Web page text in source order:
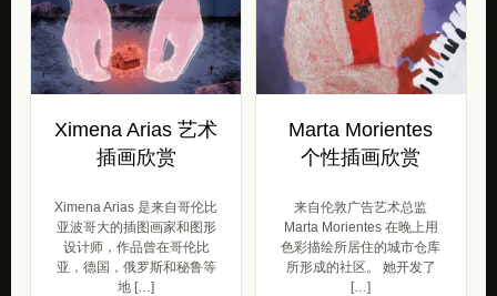
Ximena Arias 艺术
插画欣赏
Ximena Arias 是来自哥伦比
亚波哥大的插图画家和图形
设计师，作品曾在哥伦比
亚，德国，俄罗斯和秘鲁等
地 […]
Marta Morientes
个性插画欣赏
来自伦敦广告艺术总监
Marta Morientes 在晚上用
色彩描绘所居住的城市仓库
所形成的社区。 她开发了
[…]